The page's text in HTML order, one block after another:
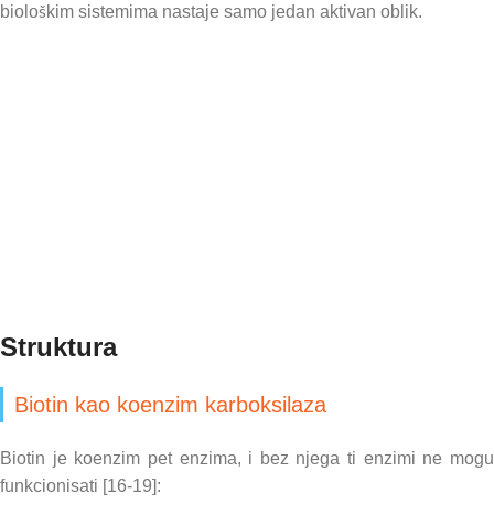
biološkim sistemima nastaje samo jedan aktivan oblik.
Struktura
Biotin kao koenzim karboksilaza
Biotin je koenzim pet enzima, i bez njega ti enzimi ne mogu
funkcionisati [16-19]: